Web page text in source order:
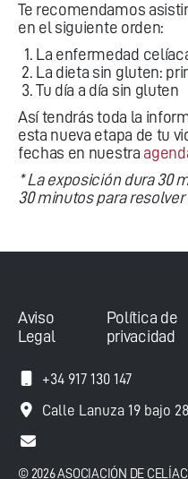
Te recomendamos
en el siguiente orden:
La enfermedad
La dieta sin gluten:
Tu día a día sin gluten
Así tendrás toda la
esta nueva etapa de tu
fechas en nuestra
* La exposición dura 30
30 minutos para resolver
Aviso
Legal
Política de
privacidad
+34 917 130 147
Calle Lanuza 19 bajo
© 2026 ASOCIACIÓN DE